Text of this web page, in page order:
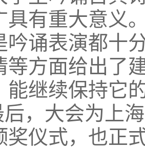
具有重大意义
吟诵表演都十
等方面给出了
能继续保持它
后，大会为上
奖仪式，也正